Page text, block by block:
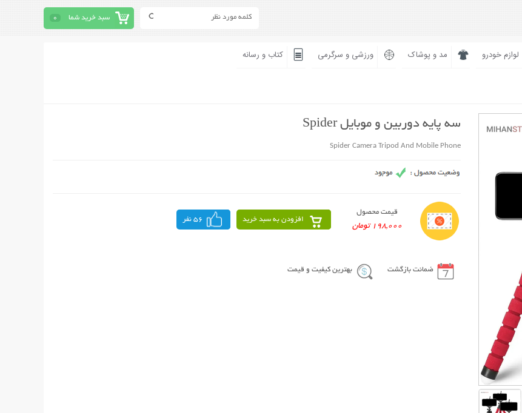
سبد خرید شما 0
لوازم خودرو مد و پوشاک ورزشی و سرگرمی کتاب و رسانه
سه پایه دوربین و موبایل Spider
Spider Camera Tripod And Mobile Phone
قیمت محصول
198,000 تومان
افزودن به سبد خرید 56 نفر
ضمانت بازگشت بهترین کیفیت و قیمت